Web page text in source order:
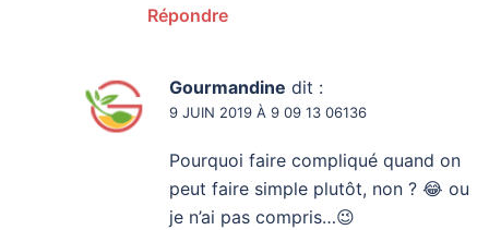
Répondre
Gourmandine dit :
9 JUIN 2019 À 9 09 13 06136
Pourquoi faire compliqué quand on
peut faire simple plutôt, non ? 😂 ou
je n’ai pas compris…😉